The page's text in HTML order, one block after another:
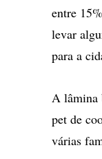
entre
levar
para a
A lâmina
pet de
várias